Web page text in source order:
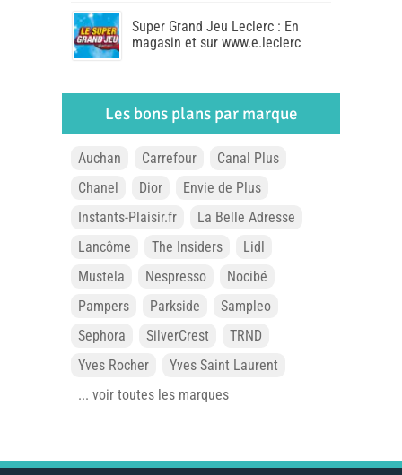
Super Grand Jeu Leclerc : En
magasin et sur www.e.leclerc
Les bons plans par marque
Auchan Carrefour
Canal Plus
Chanel
Dior
Envie de Plus
Instants-Plaisir.fr
La Belle Adresse
Lancôme
The Insiders
Lidl
Mustela
Nespresso
Nocibé
Pampers
Parkside
Sampleo
Sephora
SilverCrest
TRND
Yves Rocher
Yves Saint Laurent
... voir toutes les marques